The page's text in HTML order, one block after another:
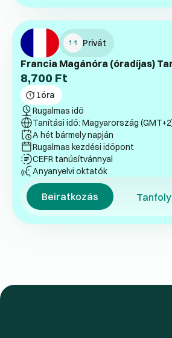
Privát
Francia Magánóra (óradíjas)
8,700 Ft
1óra
Rugalmas idő
Tanítási idő: Magyarország
A hét bármely napján
Rugalmas kezdési időpont
CEFR tanúsítvánnyal
Anyanyelvi oktatók
Beiratkozás